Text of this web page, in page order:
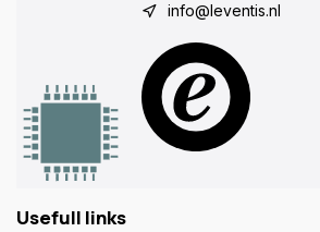
info@leventis.nl
Usefull links